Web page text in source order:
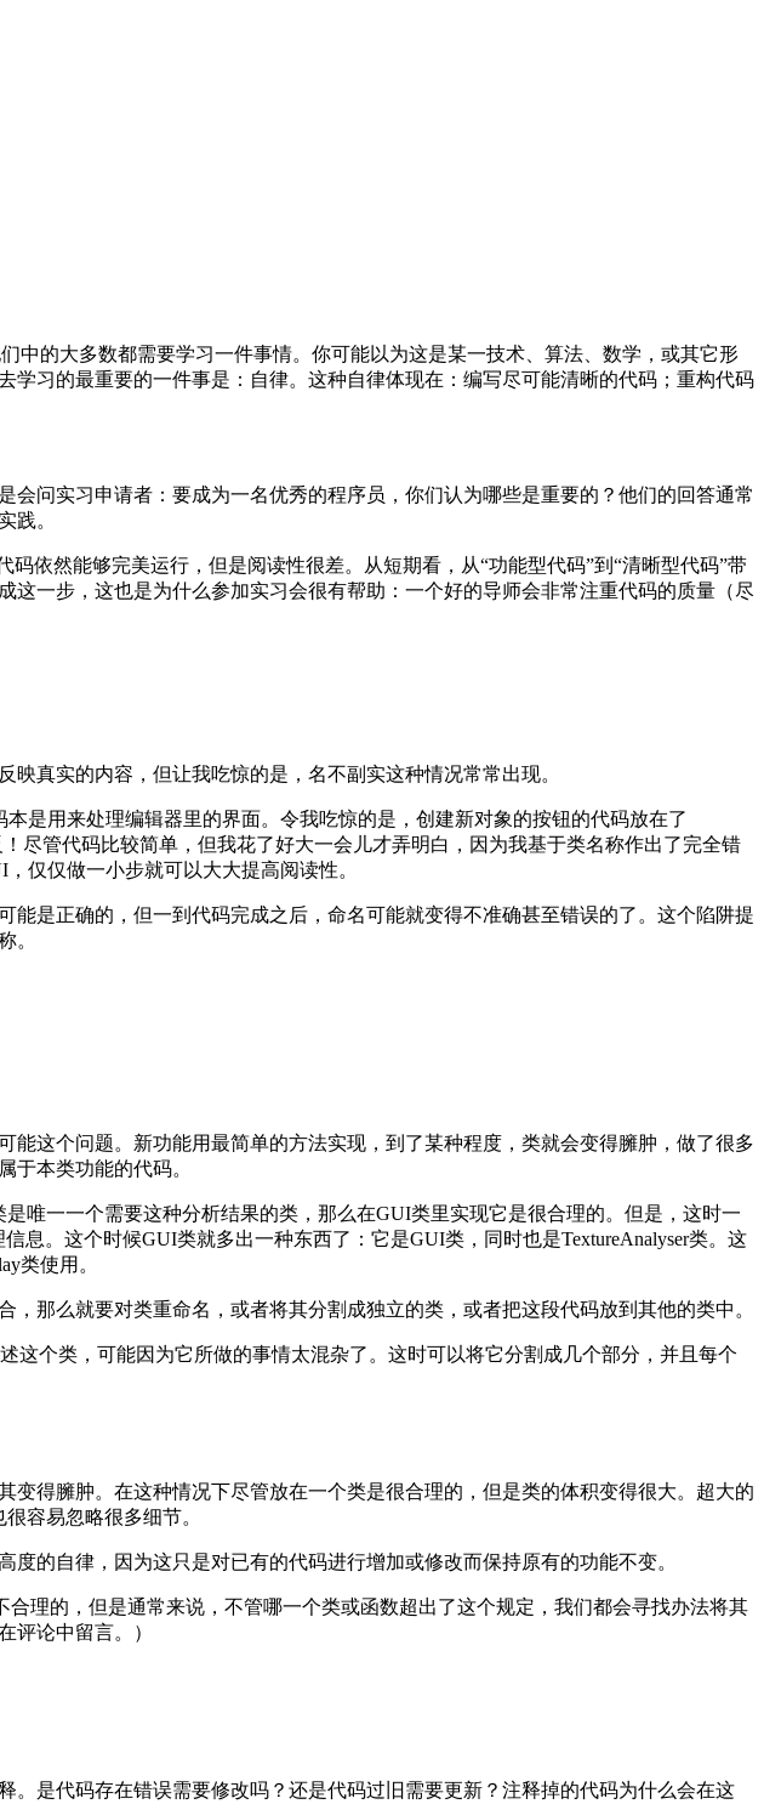
中的大多数都需要学习一件事情。你可能以为这是某一技术、算法、数学，或其它形
习的最重要的一件事是：自律。这种自律体现在：编写尽可能清晰的代码；重构代码
问实习申请者：要成为一名优秀的程序员，你们认为哪些是重要的？他们的回答通常
践。
依然能够完美运行，但是阅读性很差。从短期看，从“功能型代码”到“清晰型代码”带
一步，这也是为什么参加实习会很有帮助：一个好的导师会非常注重代码的质量（尽
真实的内容，但让我吃惊的是，名不副实这种情况常常出现。
是用来处理编辑器里的界面。令我吃惊的是，创建新对象的按钮的代码放在了
尽管代码比较简单，但我花了好大一会儿才弄明白，因为我基于类名称作出了完全错
仅仅做一小步就可以大大提高阅读性。
是正确的，但一到代码完成之后，命名可能就变得不准确甚至错误的了。这个陷阱提
。
这个问题。新功能用最简单的方法实现，到了某种程度，类就会变得臃肿，做了很多
于本类功能的代码。
唯一一个需要这种分析结果的类，那么在GUI类里实现它是很合理的。但是，这时一
息。这个时候GUI类就多出一种东西了：它是GUI类，同时也是TextureAnalyser类。这
类使用。
那么就要对类重命名，或者将其分割成独立的类，或者把这段代码放到其他的类中。
这个类，可能因为它所做的事情太混杂了。这时可以将它分割成几个部分，并且每个
得臃肿。在这种情况下尽管放在一个类是很合理的，但是类的体积变得很大。超大的
容易忽略很多细节。
的自律，因为这只是对已有的代码进行增加或修改而保持原有的功能不变。
理的，但是通常来说，不管哪一个类或函数超出了这个规定，我们都会寻找办法将其
评论中留言。）
是代码存在错误需要修改吗？还是代码过旧需要更新？注释掉的代码为什么会在这